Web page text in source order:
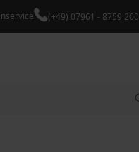
(+49) 07961 - 8759 200